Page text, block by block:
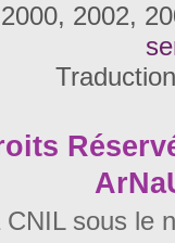
2002,
sous le